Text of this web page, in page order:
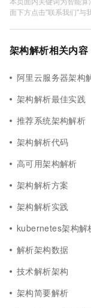
面下方点击"联系我们"与
架构解析相关内容
阿里云服务器架构
架构解析最佳实践
推荐系统架构解析
架构解析代码
高可用架构解析
架构解析方案
架构解析实践
kubernetes架构解
解析架构数据
技术解析架构
架构简要解析